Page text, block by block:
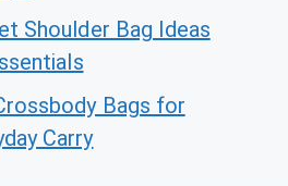
Shoulder Bag Ideas
Bags for
Carry